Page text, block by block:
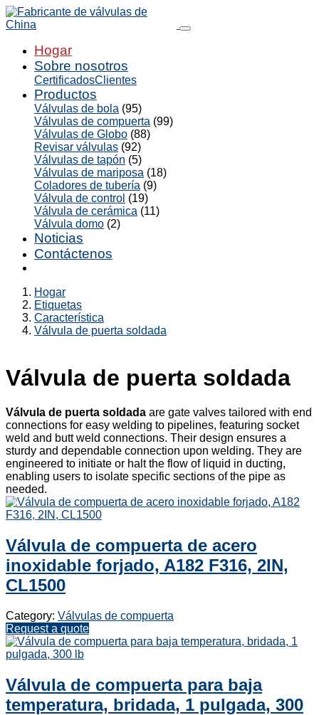
Hogar
Sobre nosotros
CertificadosClientes
Productos
Válvulas de bola (95)
Válvulas de compuerta (99)
Válvulas de Globo (88)
Revisar válvulas (92)
Válvulas de tapón (5)
Válvulas de mariposa (18)
Coladores de tubería (9)
Válvula de control (19)
Válvula de cerámica (11)
Válvula domo (2)
Noticias
Contáctenos
Hogar
Etiquetas
Característica
Válvula de puerta soldada
Válvula de puerta soldada
Válvula de puerta soldada are gate valves tailored with end
connections for easy welding to pipelines, featuring socket
weld and butt weld connections. Their design ensures a
sturdy and dependable connection upon welding. They are
engineered to initiate or halt the flow of liquid in ducting,
enabling users to isolate specific sections of the pipe as
needed.
Válvula de compuerta de acero
inoxidable forjado, A182 F316, 2IN,
CL1500
Category: Válvulas de compuerta
Request a quote
Válvula de compuerta para baja
temperatura, bridada, 1 pulgada, 300